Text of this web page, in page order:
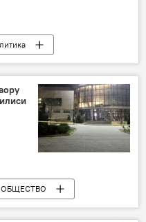
ОБЩЕСТВО
Азарашвили